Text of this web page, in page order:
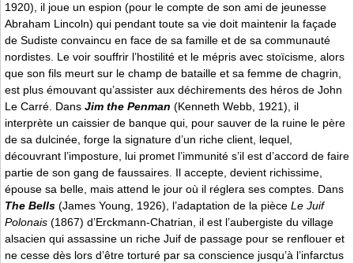
1920), il joue un espion (pour le compte de son ami de jeunesse
Abraham Lincoln) qui pendant toute sa vie doit maintenir la façade
de Sudiste convaincu en face de sa famille et de sa communauté
nordistes. Le voir souffrir l’hostilité et le mépris avec stoïcisme, alors
que son fils meurt sur le champ de bataille et sa femme de chagrin,
est plus émouvant qu’assister aux déchirements des héros de John
Le Carré. Dans Jim the Penman (Kenneth Webb, 1921), il
interprète un caissier de banque qui, pour sauver de la ruine le père
de sa dulcinée, forge la signature d’un riche client, lequel,
découvrant l’imposture, lui promet l’immunité s’il est d’accord de faire
partie de son gang de faussaires. Il accepte, devient richissime,
épouse sa belle, mais attend le jour où il réglera ses comptes. Dans
The Bells (James Young, 1926), l’adaptation de la pièce Le Juif
Polonais (1867) d’Erckmann-Chatrian, il est l’aubergiste du village
alsacien qui assassine un riche Juif de passage pour se renflouer et
ne cesse dès lors d’être torturé par sa conscience jusqu’à l’infarctus